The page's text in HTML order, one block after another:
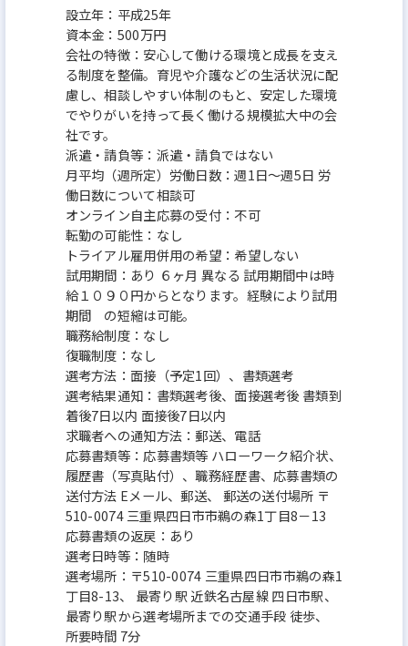
設立年：平成25年
資本金：500万円
会社の特徴：安心して働ける環境と成長を支え
る制度を整備。育児や介護などの生活状況に配
慮し、相談しやすい体制のもと、安定した環境
でやりがいを持って長く働ける規模拡大中の会
社です。
派遣・請負等：派遣・請負ではない
月平均（週所定）労働日数：週1日～週5日 労
働日数について相談可
オンライン自主応募の受付：不可
転勤の可能性：なし
トライアル雇用併用の希望：希望しない
試用期間：あり ６ヶ月 異なる 試用期間中は時
給１０９０円からとなります。経験により試用
期間 の短縮は可能。
職務給制度：なし
復職制度：なし
選考方法：面接（予定1回）、書類選考
選考結果通知：書類選考後、面接選考後 書類到
着後7日以内 面接後7日以内
求職者への通知方法：郵送、電話
応募書類等：応募書類等 ハローワーク紹介状、
履歴書（写真貼付）、職務経歴書、応募書類の
送付方法 Eメール、郵送、 郵送の送付場所 〒
510-0074 三重県四日市市鵜の森1丁目8－13
応募書類の返戻：あり
選考日時等：随時
選考場所：〒510-0074 三重県四日市市鵜の森1
丁目8-13、 最寄り駅 近鉄名古屋線 四日市駅、
最寄り駅から選考場所までの交通手段 徒歩、
所要時間 7分